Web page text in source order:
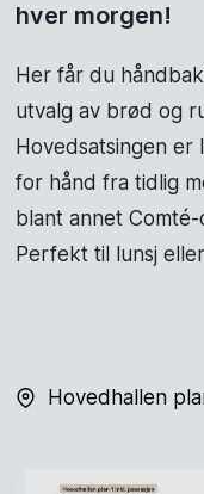
hver morgen!
Her får du
utvalg av brød og
Hovedsatsingen er
for hånd fra tidlig
blant annet
Perfekt til lunsj
Hovedhallen